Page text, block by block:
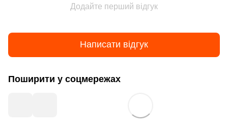
Додайте перший відгук
Написати відгук
Поширити у соцмережах